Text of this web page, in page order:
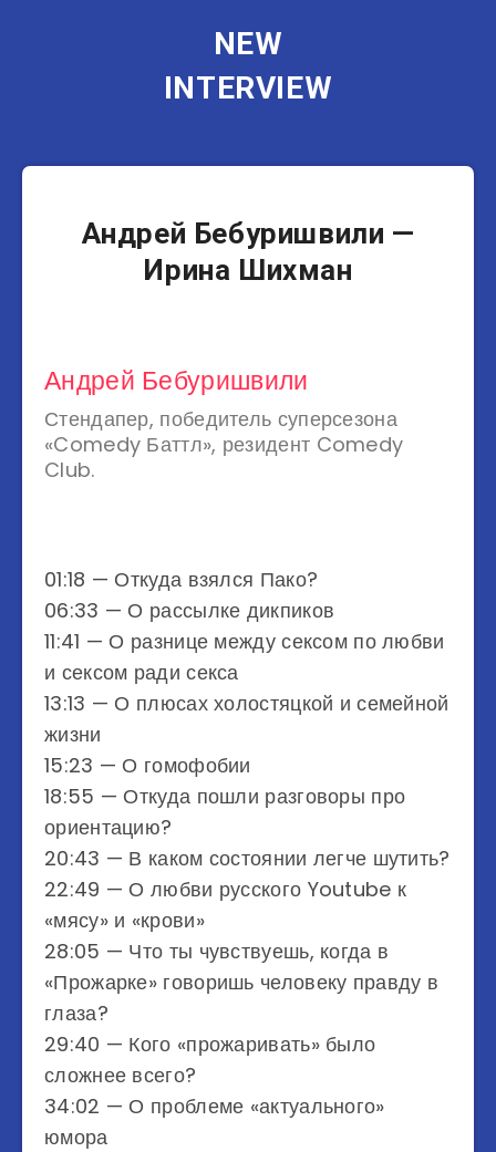
NEW
INTERVIEW
Юмористы
Андрей Бебуришвили —
Ирина Шихман
Андрей Бебуришвили
Стендапер, победитель суперсезона
«Comedy Баттл», резидент Comedy
Club.
01:18 — Откуда взялся Пако?
06:33 — О рассылке дикпиков
11:41 — О разнице между сексом по любви
и сексом ради секса
13:13 — О плюсах холостяцкой и семейной
жизни
15:23 — О гомофобии
18:55 — Откуда пошли разговоры про
ориентацию?
20:43 — В каком состоянии легче шутить?
22:49 — О любви русского Youtube к
«мясу» и «крови»
28:05 — Что ты чувствуешь, когда в
«Прожарке» говоришь человеку правду в
глаза?
29:40 — Кого «прожаривать» было
сложнее всего?
34:02 — О проблеме «актуального»
юмора